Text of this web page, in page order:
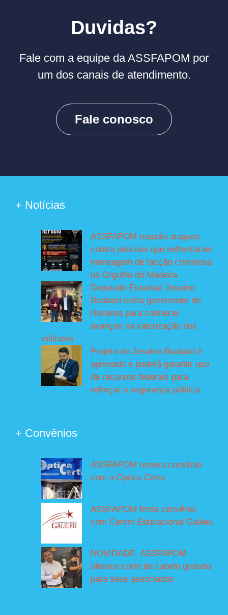
Duvidas?
Fale com a equipe da ASSFAPOM por
um dos canais de atendimento.
Fale conosco
+ Notícias
ASSFAPOM repudia ataques
contra policiais que enfrentaram
mensagem de facção criminosa
no Orgulho do Madeira
Deputado Estadual Jesuíno
Boabaid visita governador de
Roraima para conhecer
avanços na valorização dos
militares
Projeto de Jesuíno Boabaid é
aprovado e poderá garantir uso
de recursos federais para
reforçar a segurança pública
+ Convênios
ASSFAPOM renova convênio
com a Óptica Certa
ASSFAPOM firma convênio
com Centro Educacional Galileu
NOVIDADE- ASSFAPOM
oferece corte de cabelo gratuito
para seus associados